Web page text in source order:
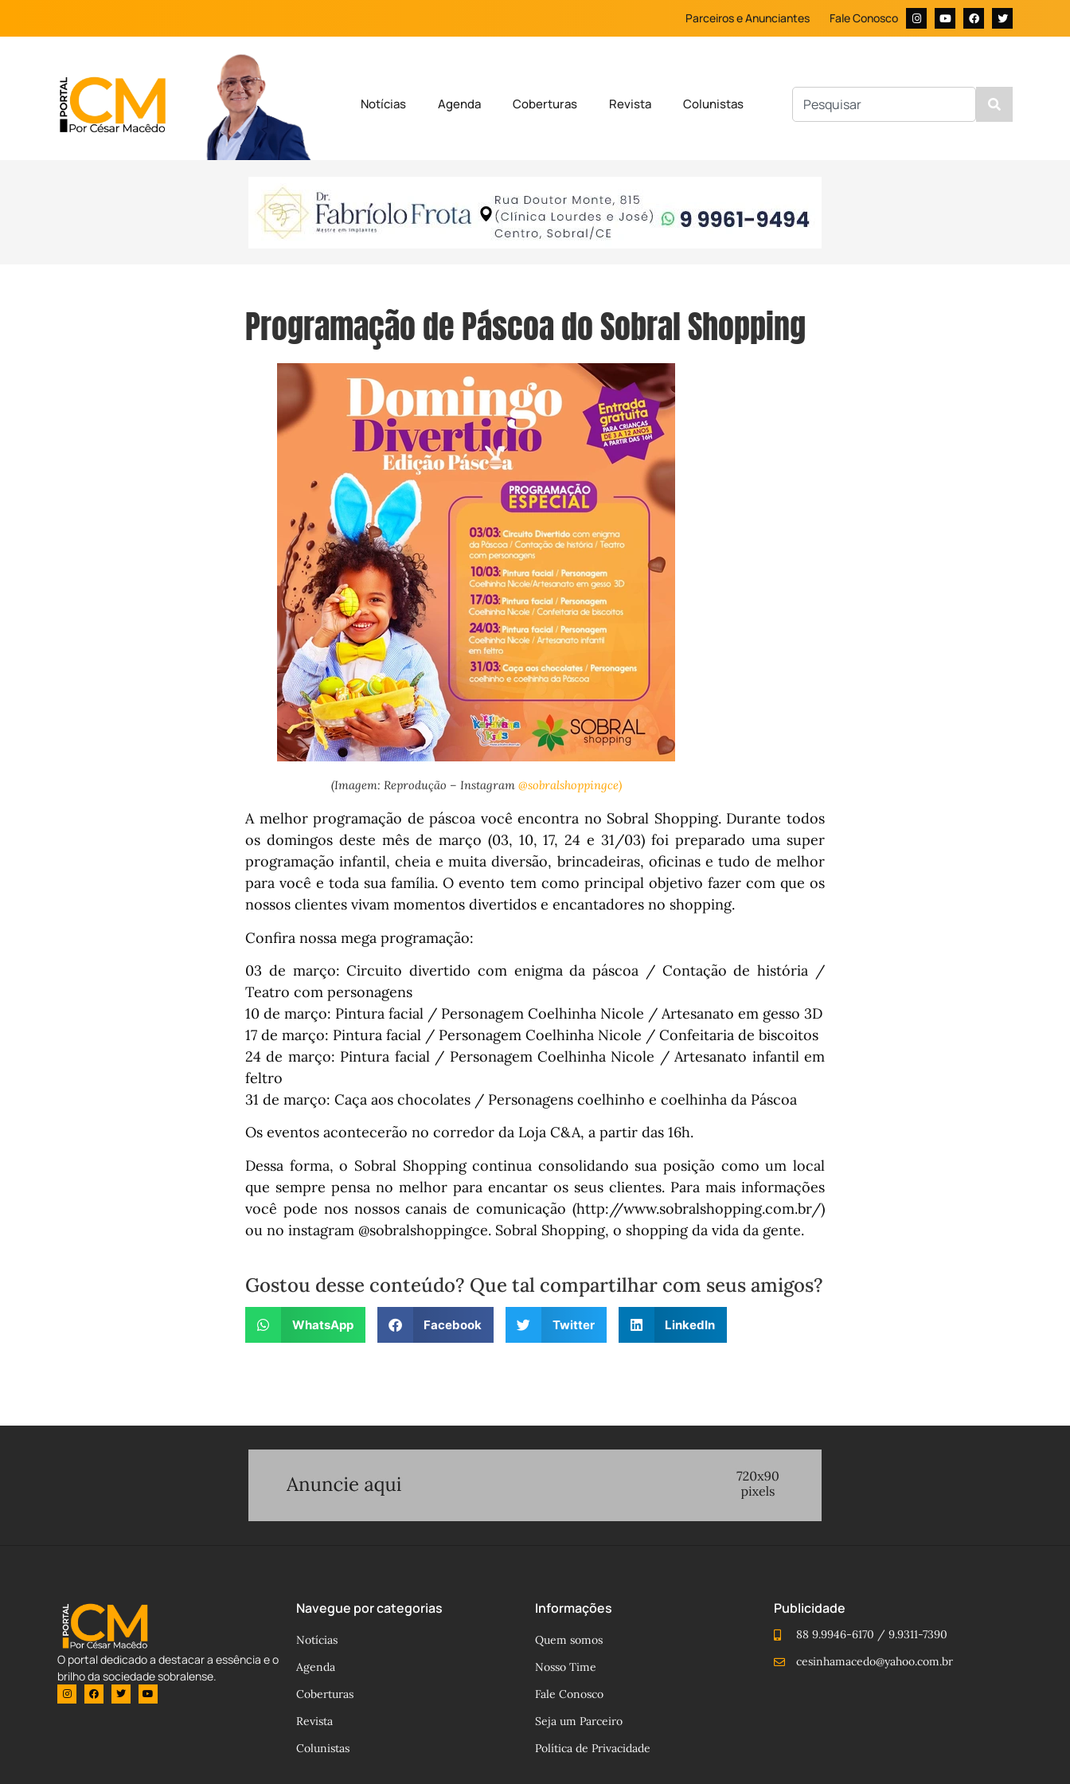
Parceiros e Anunciantes Fale Conosco
Notícias Agenda Coberturas Revista Colunistas
Programação de Páscoa do Sobral Shopping
(Imagem: Reprodução – Instagram @sobralshoppingce)
A melhor programação de páscoa você encontra no Sobral Shopping. Durante todos
os domingos deste mês de março (03, 10, 17, 24 e 31/03) foi preparado uma super
programação infantil, cheia e muita diversão, brincadeiras, oficinas e tudo de melhor
para você e toda sua família. O evento tem como principal objetivo fazer com que os
nossos clientes vivam momentos divertidos e encantadores no shopping.
Confira nossa mega programação:
03 de março: Circuito divertido com enigma da páscoa / Contação de história /
Teatro com personagens
10 de março: Pintura facial / Personagem Coelhinha Nicole / Artesanato em gesso 3D
17 de março: Pintura facial / Personagem Coelhinha Nicole / Confeitaria de biscoitos
24 de março: Pintura facial / Personagem Coelhinha Nicole / Artesanato infantil em
feltro
31 de março: Caça aos chocolates / Personagens coelhinho e coelhinha da Páscoa
Os eventos acontecerão no corredor da Loja C&A, a partir das 16h.
Dessa forma, o Sobral Shopping continua consolidando sua posição como um local
que sempre pensa no melhor para encantar os seus clientes. Para mais informações
você pode nos nossos canais de comunicação (http://www.sobralshopping.com.br/)
ou no instagram @sobralshoppingce. Sobral Shopping, o shopping da vida da gente.
Gostou desse conteúdo? Que tal compartilhar com seus amigos?
WhatsApp Facebook Twitter LinkedIn
O portal dedicado a destacar a essência e o
brilho da sociedade sobralense.
Navegue por categorias
Notícias
Agenda
Coberturas
Revista
Colunistas
Informações
Quem somos
Nosso Time
Fale Conosco
Seja um Parceiro
Política de Privacidade
Publicidade
88 9.9946-6170 / 9.9311-7390
cesinhamacedo@yahoo.com.br